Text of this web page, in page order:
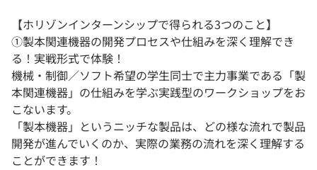
【ホリゾンインターンシップで得られる3つのこと】
①製本関連機器の開発プロセスや仕組みを深く理解でき
る！実戦形式で体験！
機械・制御／ソフト希望の学生同士で主力事業である「製
本関連機器」の仕組みを学ぶ実践型のワークショップをお
こないます。
「製本機器」というニッチな製品は、どの様な流れで製品
開発が進んでいくのか、実際の業務の流れを深く理解する
ことができます！